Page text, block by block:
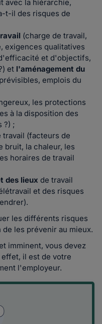
avec la hiérarchie,
t-il des risques de
(charge de travail,
exigences qualitatives
et d'objectifs,
et l'aménagement du
emplois du
les protections
à la disposition des
?) ;
travail (facteurs de
bruit, la chaleur, les
horaires de travail
des lieux de travail
et des risques
les différents risques
les prévenir au mieux.
imminent, vous devez
il est de votre
l'employeur.